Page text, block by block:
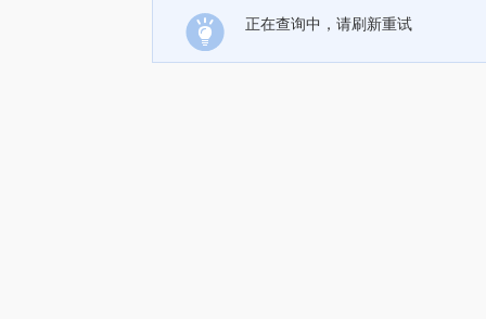
正在查询中，请刷新重试